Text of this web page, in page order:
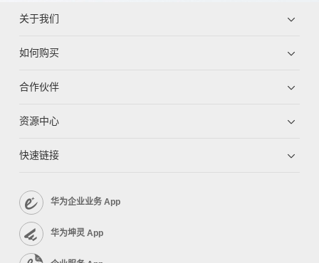
关于我们
如何购买
合作伙伴
资源中心
快速链接
华为企业业务 App
华为坤灵 App